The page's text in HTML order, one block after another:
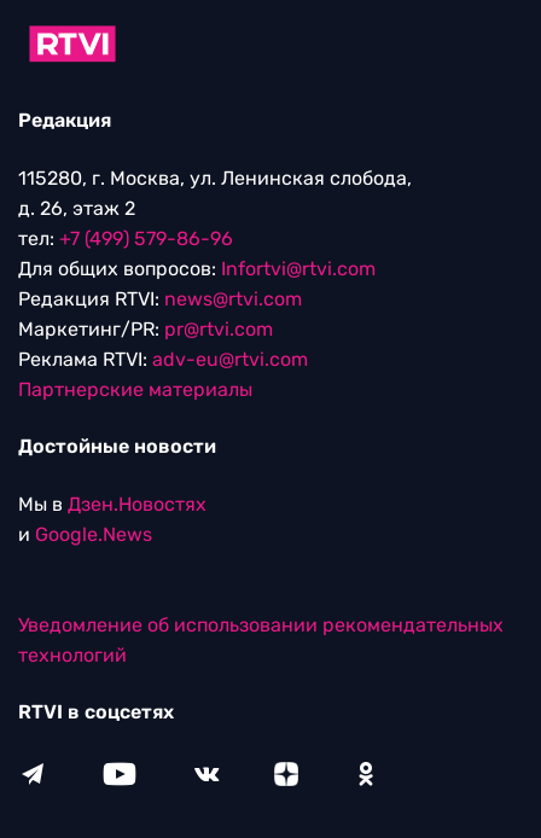
Редакция
115280, г. Москва, ул. Ленинская слобода,
д. 26, этаж 2
тел: +7 (499) 579-86-96
Для общих вопросов: Infortvi@rtvi.com
Редакция RTVI: news@rtvi.com
Маркетинг/PR: pr@rtvi.com
Реклама RTVI: adv-eu@rtvi.com
Партнерские материалы
Достойные новости
Мы в Дзен.Новостях
и Google.News
Уведомление об использовании рекомендательных
технологий
RTVI в соцсетях